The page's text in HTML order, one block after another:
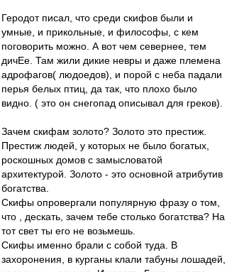
Геродот писал, что среди скифов были и
умные, и прикольные, и философы, с кем
поговорить можно. А вот чем севернее, тем
дичЕе. Там жили дикие невры и даже племена
адрофагов( людоедов), и порой с неба падали
перья белых птиц, да так, что плохо было
видно. ( это он снегопад описывал для греков).
Зачем скифам золото? Золото это престиж.
Престиж людей, у которых не было богатых,
роскошных домов с замысловатой
архитектурой. Золото - это основной атрибутив
богатства.
Скифы опровергали популярную фразу о том,
что , дескать, зачем тебе столько богатства? На
тот свет ты его не возьмешь.
Скифы именно брали с собой туда. В
захоронения, в курганы клали табуны лошадей,